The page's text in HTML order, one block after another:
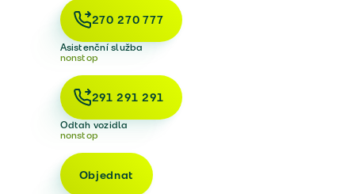
270 270 777
Asistenční služba
nonstop
291 291 291
Odtah vozidla
nonstop
Objednat